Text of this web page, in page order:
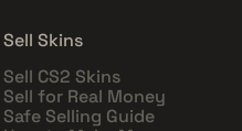
Sell Skins
Sell CS2 Skins
Sell for Real Money
Safe Selling Guide